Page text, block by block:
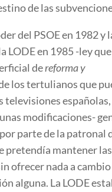
de las
del PSOE en 1982 y
LODE en 1985 -ley
dereforma y
los tertulianos que
televisiones
modificaciones-
parte de la patronal
pretendía mantener las
ofrecer nada a
alguna. La LODE